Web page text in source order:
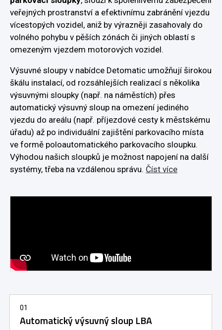
veřejných prostranství a efektivnímu zabránění vjezdu
vícestopých vozidel, aniž by výrazněji zasahovaly do
volného pohybu v pěších zónách či jiných oblastí s
omezeným vjezdem motorových vozidel.
Výsuvné sloupy v nabídce Detomatic umožňují širokou
škálu instalací, od rozsáhlejších realizací s několika
výsuvnými sloupky (např. na náměstích) přes
automatický výsuvný sloup na omezení jediného
vjezdu do areálu (např. příjezdové cesty k městskému
úřadu) až po individuální zajištění parkovacího místa
ve formě poloautomatického parkovacího sloupku.
Výhodou našich sloupků je možnost napojení na další
systémy, třeba na vzdálenou správu. Číst více
01
Automatický výsuvný sloup LBA